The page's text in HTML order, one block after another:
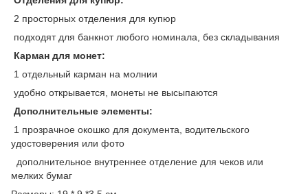
2 просторных отделения для купюр
подходят для банкнот любого номинала, без складывания
Карман для монет:
1 отдельный карман на молнии
удобно открывается, монеты не высыпаются
Дополнительные элементы:
1 прозрачное окошко для документа, водительского
удостоверения или фото
дополнительное внутреннее отделение для чеков или
мелких бумаг